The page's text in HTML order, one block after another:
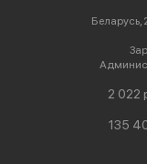
Беларусь,
2 022
135